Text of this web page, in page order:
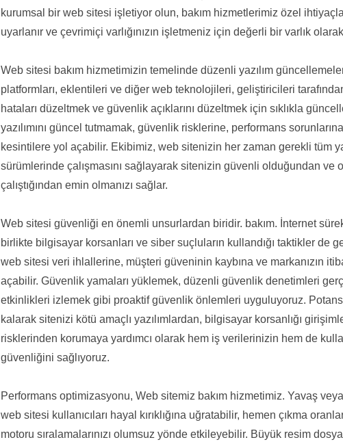
kurumsal bir web sitesi işletiyor olun, bakım hizmetlerimiz özel
uyarlanır ve çevrimiçi varlığınızın işletmeniz için değerli bir varlık
Web sitesi bakım hizmetimizin temelinde düzenli yazılım
platformları, eklentileri ve diğer web teknolojileri, geliştiricileri
hataları düzeltmek ve güvenlik açıklarını düzeltmek için sıklıkla
yazılımını güncel tutmamak, güvenlik risklerine, performans
kesintilere yol açabilir. Ekibimiz, web sitenizin her zaman gerekli tüm
sürümlerinde çalışmasını sağlayarak sitenizin güvenli olduğundan ve
çalıştığından emin olmanızı sağlar.
Web sitesi güvenliği en önemli unsurlardan biridir. bakım. İnternet
birlikte bilgisayar korsanları ve siber suçluların kullandığı taktikler de
web sitesi veri ihlallerine, müşteri güveninin kaybına ve markanızın
açabilir. Güvenlik yamaları yüklemek, düzenli güvenlik denetimleri
etkinlikleri izlemek gibi proaktif güvenlik önlemleri uyguluyoruz.
kalarak sitenizi kötü amaçlı yazılımlardan, bilgisayar korsanlığı
risklerinden korumaya yardımcı olarak hem iş verilerinizin hem de
güvenliğini sağlıyoruz.
Performans optimizasyonu, Web sitemiz bakım hizmetimiz. Yavaş
web sitesi kullanıcıları hayal kırıklığına uğratabilir, hemen çıkma
motoru sıralamalarınızı olumsuz yönde etkileyebilir. Büyük resim